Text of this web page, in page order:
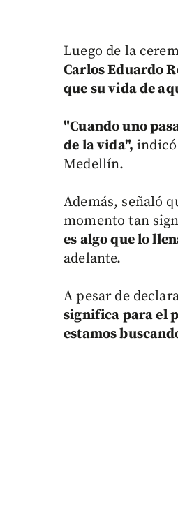
Luego de la
Carlos Eduardo
que su vida de
"Cuando uno
de la vida", indicó
Medellín.
Además, señaló
momento tan
es algo que lo
adelante.
A pesar de
significa para el
estamos